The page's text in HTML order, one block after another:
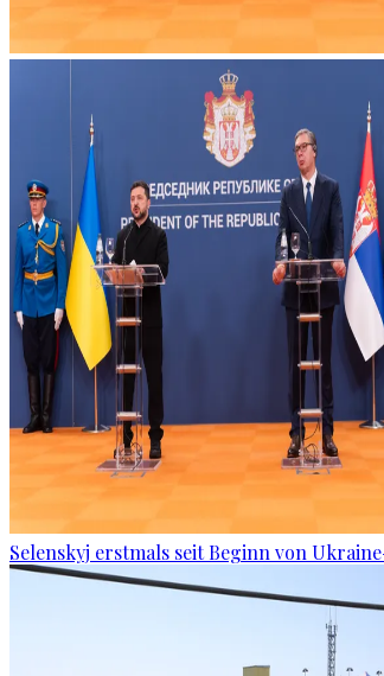
Selenskyj erstmals seit Beginn von